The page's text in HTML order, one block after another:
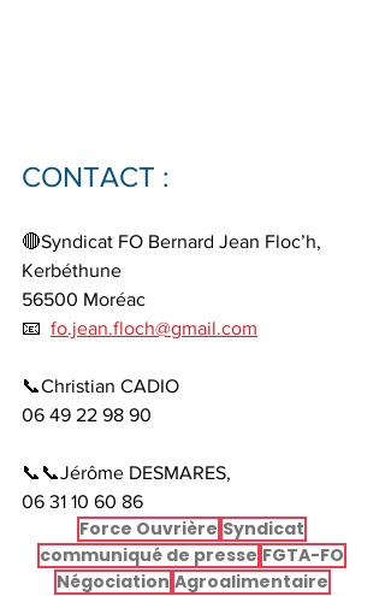
CONTACT :
🔴Syndicat FO Bernard Jean Floc’h,
Kerbéthune
56500 Moréac
📧 fo.jean.floch@gmail.com
📞Christian CADIO
06 49 22 98 90
📞📞Jérôme DESMARES,
06 31 10 60 86
Force Ouvrière Syndicat
communiqué de presse FGTA-FO
Négociation Agroalimentaire